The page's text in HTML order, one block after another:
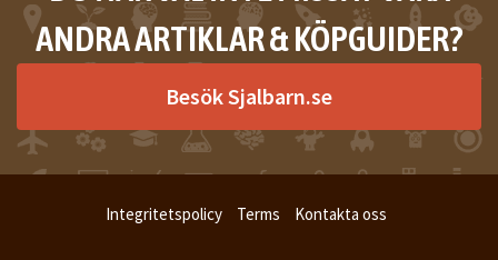
ANDRA ARTIKLAR & KÖPGUIDER?
Besök Sjalbarn.se
Integritetspolicy Terms Kontakta oss